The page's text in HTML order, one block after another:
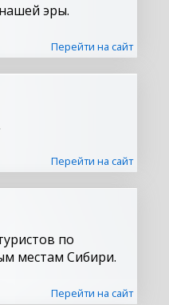
эры.
Перейти на сайт
Перейти на сайт
по
местам Сибири.
Перейти на сайт